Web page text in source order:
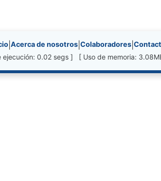
etc.
Acerca de nosotros Colaboradores
ejecución: 0.02 segs ] [ Uso de memoria: